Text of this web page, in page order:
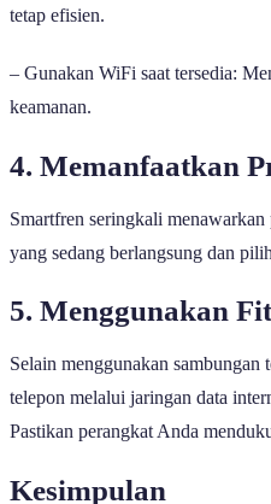
tetap efisien.
– Gunakan WiFi saat tersedia:
keamanan.
4. Memanfaatkan
Smartfren seringkali
yang sedang berlangsung dan
5. Menggunakan
Selain menggunakan
telepon melalui jaringan data
Pastikan perangkat Anda
Kesimpulan